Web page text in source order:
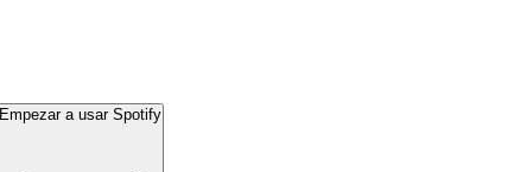
Empezar a usar Spotify